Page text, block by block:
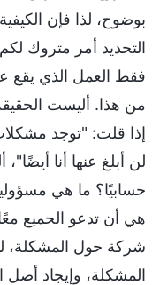
بوضوح، لذا فإن
التحديد أمر متروك
فقط العمل الذي يقع
من هذا. أليست
إذا قلت: "توجد مشكلات
لن أبلغ عنها أنا
حسابيًا؟ ما هي
هي أن تدعو الجميع
شركة حول المشكلة،
المشكلة، وإيجاد